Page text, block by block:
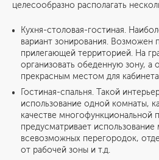
целесообразно располагать
Кухня-столовая-гостиная.
вариант зонирования. Возможен
прилегающей территорией. На
организовать обеденную зону, а
прекрасным местом для
Гостиная-спальня. Такой
использование одной комнаты,
качестве многофункциональной
предусматривает
всевозможных перегородок,
от рабочей зоны и т.д.